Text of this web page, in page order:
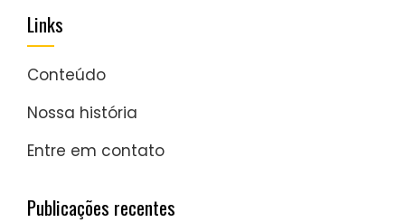
Links
Conteúdo
Nossa história
Entre em contato
Publicações recentes